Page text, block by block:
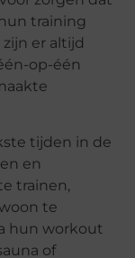
training
zijn er altijd
op-één
tijden in de
en
trainen,
te
hun workout
of